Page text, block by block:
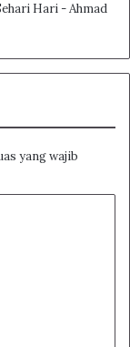
Hari - Ahmad
yang wajib